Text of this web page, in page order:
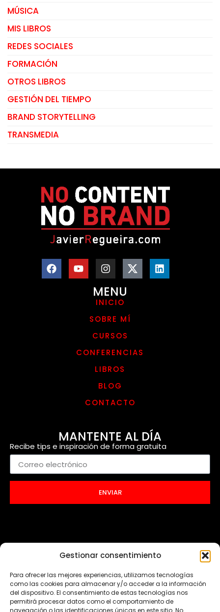
Gestionar consentimiento
Para ofrecer las mejores experiencias, utilizamos tecnologías
como las cookies para almacenar y/o acceder a la información
del dispositivo. El consentimiento de estas tecnologías nos
permitirá procesar datos como el comportamiento de
navegación o las identificaciones únicas en este sitio. No
MÚSICA
MIS LIBROS
REDES SOCIALES
FORMACIÓN
OTROS LIBROS
GESTIÓN DEL TIEMPO
BRAND STORYTELLING
TRANSMEDIA
MENU
INICIO
SOBRE MÍ
CURSOS
CONFERENCIAS
LIBROS
BLOG
CONTACTO
MANTENTE AL DÍA
Recibe tips e inspiración de forma gratuita
ENVIAR